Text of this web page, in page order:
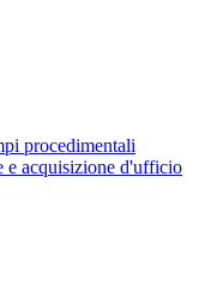
procedimentali
e acquisizione d'ufficio